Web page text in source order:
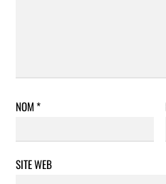
NOM*
SITE WEB